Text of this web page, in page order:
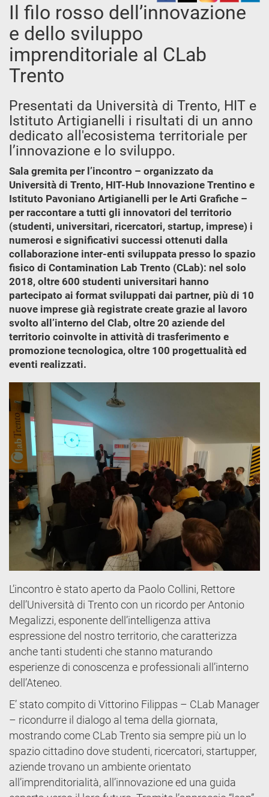
Il filo rosso dell’innovazione
e dello sviluppo
imprenditoriale al CLab
Trento
Presentati da Università di Trento, HIT e
Istituto Artigianelli i risultati di un anno
dedicato all'ecosistema territoriale per
l’innovazione e lo sviluppo.
Sala gremita per l’incontro – organizzato da
Università di Trento, HIT-Hub Innovazione Trentino e
Istituto Pavoniano Artigianelli per le Arti Grafiche –
per raccontare a tutti gli innovatori del territorio
(studenti, universitari, ricercatori, startup, imprese) i
numerosi e significativi successi ottenuti dalla
collaborazione inter-enti sviluppata presso lo spazio
fisico di Contamination Lab Trento (CLab): nel solo
2018, oltre 600 studenti universitari hanno
partecipato ai format sviluppati dai partner, più di 10
nuove imprese già registrate create grazie al lavoro
svolto all’interno del Clab, oltre 20 aziende del
territorio coinvolte in attività di trasferimento e
promozione tecnologica, oltre 100 progettualità ed
eventi realizzati.
L’incontro è stato aperto da Paolo Collini, Rettore
dell’Università di Trento con un ricordo per Antonio
Megalizzi, esponente dell’intelligenza attiva
espressione del nostro territorio, che caratterizza
anche tanti studenti che stanno maturando
esperienze di conoscenza e professionali all’interno
dell’Ateneo.
E’ stato compito di Vittorino Filippas – CLab Manager
– ricondurre il dialogo al tema della giornata,
mostrando come CLab Trento sia sempre più un lo
spazio cittadino dove studenti, ricercatori, startupper,
aziende trovano un ambiente orientato
all’imprenditorialità, all’innovazione ed una guida